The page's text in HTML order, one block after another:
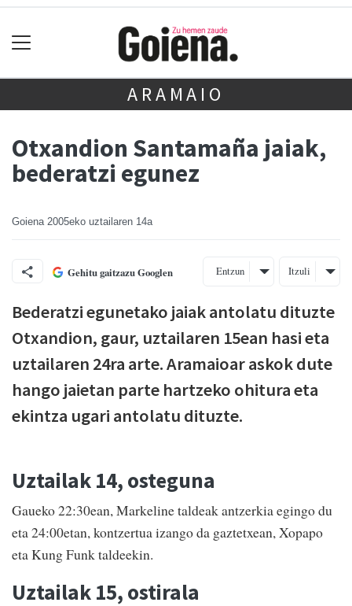
ARAMAIO
Otxandion Santamaña jaiak,
bederatzi egunez
Goiena 2005eko uztailaren 14a
Gehitu gaitzazu Googlen Entzun Itzuli
Bederatzi egunetako jaiak antolatu dituzte
Otxandion, gaur, uztailaren 15ean hasi eta
uztailaren 24ra arte. Aramaioar askok dute
hango jaietan parte hartzeko ohitura eta
ekintza ugari antolatu dituzte.
Uztailak 14, osteguna
Gaueko 22:30ean, Markeline taldeak antzerkia egingo du
eta 24:00etan, kontzertua izango da gaztetxean, Xopapo
eta Kung Funk taldeekin.
Uztailak 15, ostirala